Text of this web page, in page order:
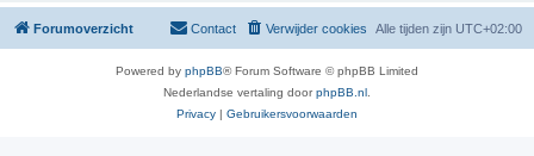
Forumoverzicht Alle tijden zijn UTC+02:00
Verwijder cookies
Contact
Powered by phpBB® Forum Software © phpBB Limited
Nederlandse vertaling doorphpBB.nl
Privacy | Gebruikersvoorwaarden